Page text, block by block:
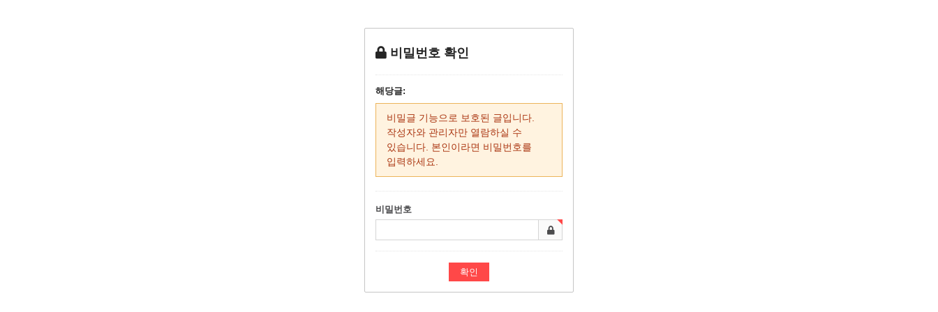
비밀번호 확인
해당글:
비밀글 기능으로 보호된 글입니다.
작성자와 관리자만 열람하실 수
있습니다. 본인이라면 비밀번호를
입력하세요.
비밀번호